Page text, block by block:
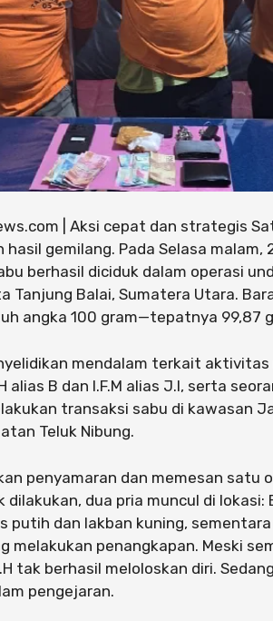
| Aksi cepat dan strategis
gemilang. Pada Selasa malam,
berhasil diciduk dalam operasi
Tanjung Balai, Sumatera Utara.
angka 100 gram—tepatnya 99,87
mendalam terkait
alias B dan I.F.M alias J.I, serta
transaksi sabu di kawasan
Teluk Nibung.
penyamaran dan memesan satu
dua pria muncul di lokasi:
putih dan lakban kuning, sementara
melakukan penangkapan. Meski
tak berhasil meloloskan diri.
pengejaran.